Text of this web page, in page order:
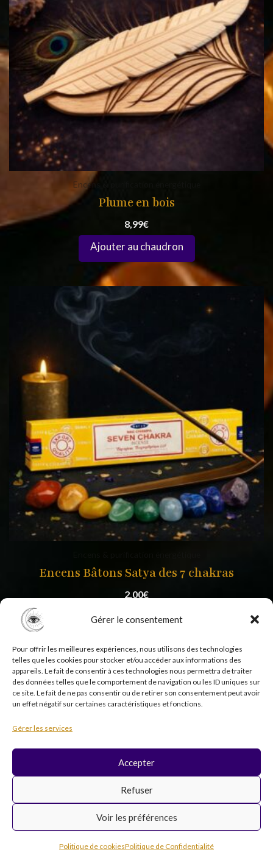
Gérer le consentement
Pour offrir les meilleures expériences, nous utilisons des technologies
telles que les cookies pour stocker et/ou accéder aux informations des
appareils. Le fait de consentir à ces technologies nous permettra de traiter
des données telles que le comportement de navigation ou les ID uniques sur
ce site. Le fait de ne pas consentir ou de retirer son consentement peut avoir
un effet négatif sur certaines caractéristiques et fonctions.
Gérer les services
Accepter
Refuser
Voir les préférences
Politique de cookiesPolitique de Confidentialité
Encens & purification énergétique
Plume en bois
8,99€
Encens Bâtons Satya des 7 chakras
2,00€
Copyright © 2026 Psycholistik Box | EI Delphine
b
o
n
t
a
g
t
u
b
o
k
Inscription newsletter